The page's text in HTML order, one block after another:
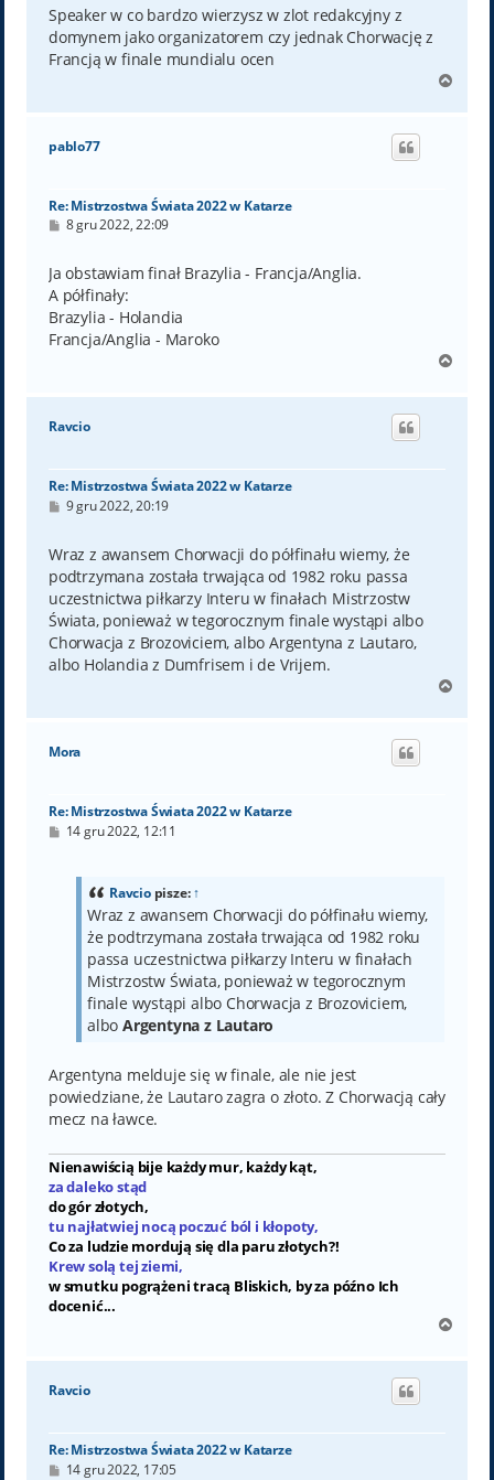
t
Speaker w co bardzo wierzysz w zlot redakcyjny z
domynem jako organizatorem czy jednak Chorwację z
Francją w finale mundialu ocen
g
pablo77
Re: Mistrzostwa Świata 2022 w Katarze
P
t
8 gru 2022, 22:09
Ja obstawiam finał Brazylia - Francja/Anglia.
A półfinały:
Brazylia - Holandia
Francja/Anglia - Maroko
g
Ravcio
Re: Mistrzostwa Świata 2022 w Katarze
P
t
9 gru 2022, 20:19
Wraz z awansem Chorwacji do półfinału wiemy, że
podtrzymana została trwająca od 1982 roku passa
uczestnictwa piłkarzy Interu w finałach Mistrzostw
Świata, ponieważ w tegorocznym finale wystąpi albo
Chorwacja z Brozoviciem, albo Argentyna z Lautaro,
albo Holandia z Dumfrisem i de Vrijem.
g
Mora
Re: Mistrzostwa Świata 2022 w Katarze
P14 gru 2022, 12:11
Ravciopisze:↑
Wraz z awansem Chorwacji do półfinału wiemy,
że podtrzymana została trwająca od 1982 roku
passa uczestnictwa piłkarzy Interu w finałach
Mistrzostw Świata, ponieważ w tegorocznym
finale wystąpi albo Chorwacja z Brozoviciem,
albo Argentyna z Lautaro
Argentyna melduje się w finale, ale nie jest
powiedziane, że Lautaro zagra o złoto. Z Chorwacją cały
mecz na ławce.
Nienawiścią bije każdy mur, każdy kąt,
za daleko stąd
do gór złotych,
tu najłatwiej nocą poczuć ból i kłopoty,
Co za ludzie mordują się dla paru złotych?!
Krew solą tej ziemi,
w smutku pogrążeni tracą Bliskich, by za późno Ich
docenić...
g
Ravcio
Re: Mistrzostwa Świata 2022 w Katarze
P14 gru 2022, 17:05